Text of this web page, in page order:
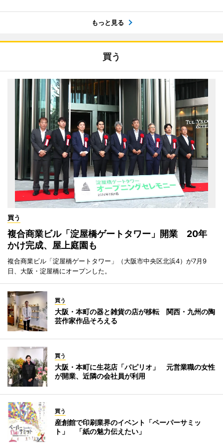
もっと見る
買う
買う
複合商業ビル「淀屋橋ゲートタワー」開業 20年
かけ完成、屋上庭園も
複合商業ビル「淀屋橋ゲートタワー」（大阪市中央区北浜4）が7月9
日、大阪・淀屋橋にオープンした。
買う
大阪・本町の器と雑貨の店が移転 関西・九州の陶
芸作家作品そろえる
買う
大阪・本町に生花店「パピリオ」 元営業職の女性
が開業、近隣の会社員が利用
買う
産創館で印刷業界のイベント「ペーパーサミッ
ト」 「紙の魅力伝えたい」